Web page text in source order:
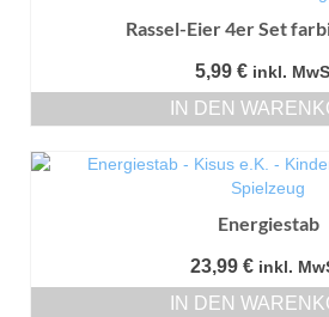
Rassel-Eier 4er Set
5,99 € inkl.
IN DEN
Energiestab
23,99 € inkl.
IN DEN